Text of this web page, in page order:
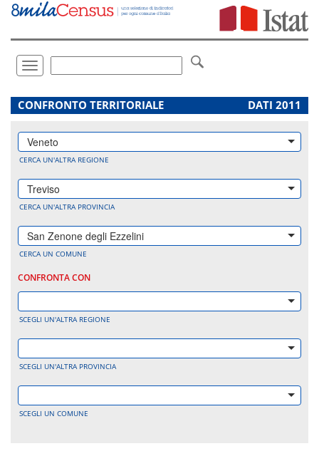
Vai
direttamente
Toggle
navigation
.
CONFRONTO TERRITORIALE DATI 2011
Veneto
CERCA UN'ALTRA REGIONE
Treviso
CERCA UN'ALTRA PROVINCIA
San Zenone degli Ezzelini
CERCA UN COMUNE
CONFRONTA CON
SCEGLI UN'ALTRA REGIONE
SCEGLI UN'ALTRA PROVINCIA
SCEGLI UN COMUNE